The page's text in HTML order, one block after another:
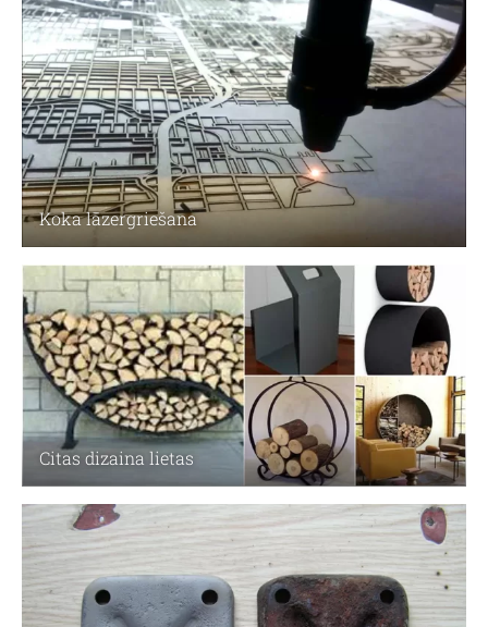
Koka lāzergriešana
Citas dizaina lietas